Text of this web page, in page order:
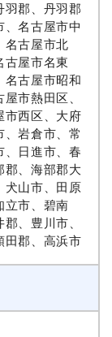
羽郡、丹羽郡
名古屋市中
名古屋市北
古屋市名東
名古屋市昭和
市熱田区、
市西区、大府
岩倉市、常
、日進市、春
郡、海部郡大
犬山市、田原
立市、碧南
、豊川市、
田郡、高浜市